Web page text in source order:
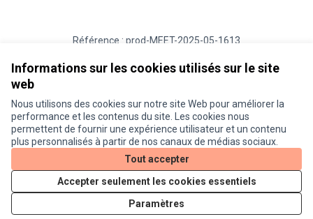
Informations sur les cookies utilisés sur le site
web
Nous utilisons des cookies sur notre site Web pour améliorer la
performance et les contenus du site. Les cookies nous
permettent de fournir une expérience utilisateur et un contenu
plus personnalisés à partir de nos canaux de médias sociaux.
Tout accepter
Accepter seulement les cookies essentiels
Paramètres
Référence : prod-MEET-2025-05-1613
Ajouter au calendrier
Conditions d'utilisation
Paramètres des cookies
Je participe ! sur X
(Lien externe)
Je participe ! sur Facebook
Je participe ! sur Instagram
Site réalisé grâce aulogiciel libre Decidim .
Licence
(Lien